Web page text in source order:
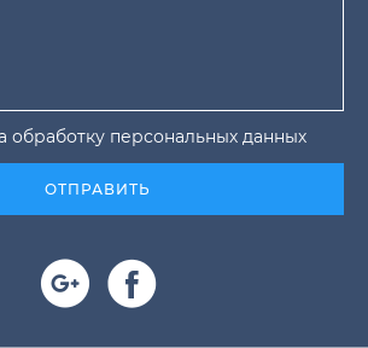
обработку персональных данных
ОТПРАВИТЬ